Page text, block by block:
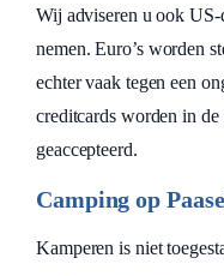
Wij adviseren u ook US-
nemen. Euro’s worden
echter vaak tegen een
creditcards worden in de
geaccepteerd.
Camping op
Kamperen is niet